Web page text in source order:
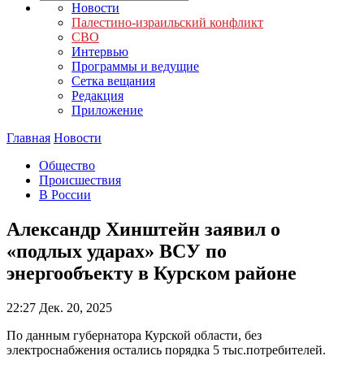
Новости
Палестино-израильский конфликт
СВО
Интервью
Программы и ведущие
Сетка вещания
Редакция
Приложение
Главная Новости
Общество
Происшествия
В России
Александр Хинштейн заявил о
«подлых ударах» ВСУ по
энергообъекту в Курском районе
22:27 Дек. 20, 2025
По данным губернатора Курской области, без
электроснабжения остались порядка 5 тыс.потребителей.